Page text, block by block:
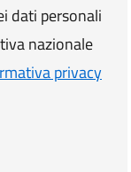
dati personali
nazionale
privacy